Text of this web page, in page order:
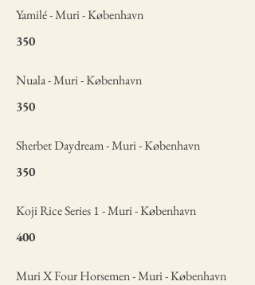
Yamilé - Muri - København
350
Nuala - Muri - København
350
Sherbet Daydream - Muri - København
350
Koji Rice Series 1 - Muri - København
400
Muri X Four Horsemen - Muri - København